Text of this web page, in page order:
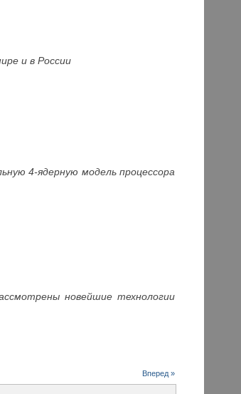
и в России
4-ядерную модель процессора
новейшие технологии
Вперед »